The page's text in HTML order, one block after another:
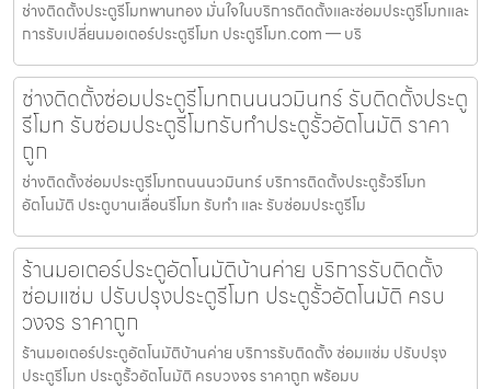
ช่างติดตั้งประตูรีโมทพานทอง มั่นใจในบริการติดตั้งและซ่อมประตูรีโมทและ
การรับเปลี่ยนมอเตอร์ประตูรีโมท ประตูรีโมท.com — บริ
ช่างติดตั้งซ่อมประตูรีโมทถนนนวมินทร์ รับติดตั้งประตู
รีโมท รับซ่อมประตูรีโมทรับทำประตูรั้วอัตโนมัติ ราคา
ถูก
ช่างติดตั้งซ่อมประตูรีโมทถนนนวมินทร์ บริการติดตั้งประตูรั้วรีโมท
อัตโนมัติ ประตูบานเลื่อนรีโมท รับทำ และ รับซ่อมประตูรีโม
ร้านมอเตอร์ประตูอัตโนมัติบ้านค่าย บริการรับติดตั้ง
ซ่อมแซ่ม ปรับปรุงประตูรีโมท ประตูรั้วอัตโนมัติ ครบ
วงจร ราคาถูก
ร้านมอเตอร์ประตูอัตโนมัติบ้านค่าย บริการรับติดตั้ง ซ่อมแซ่ม ปรับปรุง
ประตูรีโมท ประตูรั้วอัตโนมัติ ครบวงจร ราคาถูก พร้อมบ